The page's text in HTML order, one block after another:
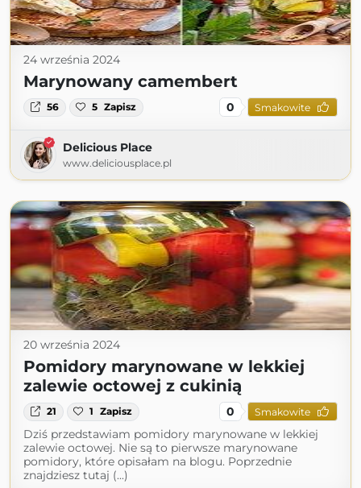
24 września 2024
Marynowany camembert
56 5 Zapisz 0 Smakowite
Delicious Place
www.deliciousplace.pl
20 września 2024
Pomidory marynowane w lekkiej
zalewie octowej z cukinią
21 1 Zapisz 0 Smakowite
Dziś przedstawiam pomidory marynowane w lekkiej
zalewie octowej. Nie są to pierwsze marynowane
pomidory, które opisałam na blogu. Poprzednie
znajdziesz tutaj (...)